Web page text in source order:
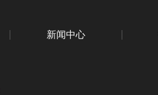
新闻中心